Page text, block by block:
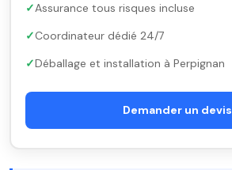
Assurance tous risques incluse
Coordinateur dédié 24/7
Déballage et installation à Perpignan
Demander un devis